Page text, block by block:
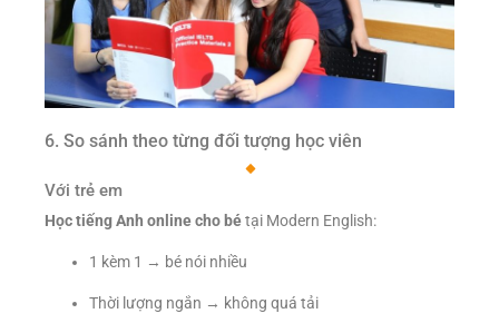
6. So sánh theo từng đối tượng học viên
Với trẻ em
Học tiếng Anh online cho bétại Modern English:
1 kèm 1 → bé nói nhiều
Thời lượng ngắn → không quá tải